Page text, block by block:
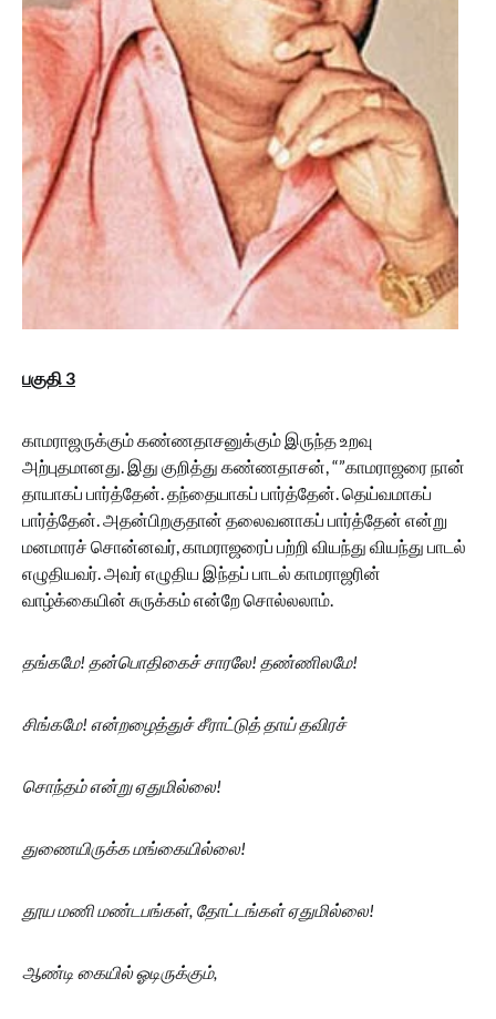
பகுதி 3
காமராஜருக்கும் கண்ணதாசனுக்கும் இருந்த உறவு
அற்புதமானது. இது குறித்து கண்ணதாசன், “”காமராஜரை நான்
தாயாகப் பார்த்தேன். தந்தையாகப் பார்த்தேன். தெய்வமாகப்
பார்த்தேன். அதன்பிறகுதான் தலைவனாகப் பார்த்தேன் என்று
மனமாரச் சொன்னவர், காமராஜரைப் பற்றி வியந்து வியந்து பாடல்
எழுதியவர். அவர் எழுதிய இந்தப் பாடல் காமராஜரின்
வாழ்க்கையின் சுருக்கம் என்றே சொல்லலாம்.
தங்கமே! தன்பொதிகைச் சாரலே! தண்ணிலமே!
சிங்கமே! என்றழைத்துச் சீராட்டுத் தாய் தவிரச்
சொந்தம் என்று ஏதுமில்லை!
துணையிருக்க மங்கையில்லை!
தூய மணி மண்டபங்கள், தோட்டங்கள் ஏதுமில்லை!
ஆண்டி கையில் ஓடிருக்கும்,